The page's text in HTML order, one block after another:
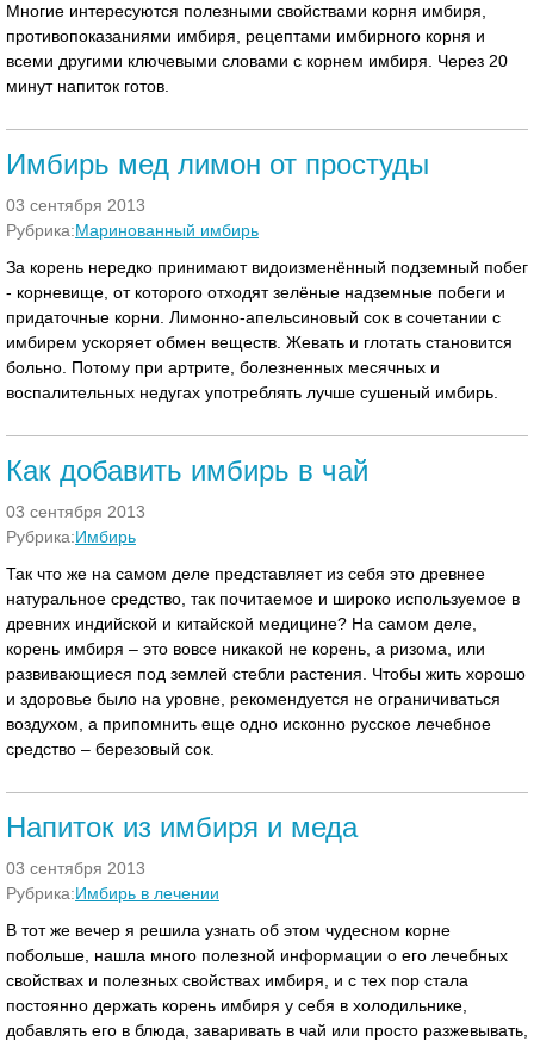
Многие интересуются полезными свойствами корня имбиря,
противопоказаниями имбиря, рецептами имбирного корня и
всеми другими ключевыми словами с корнем имбиря. Через 20
минут напиток готов.
Имбирь мед лимон от простуды
03 сентября 2013
Рубрика:Маринованный имбирь
За корень нередко принимают видоизменённый подземный побег
- корневище, от которого отходят зелёные надземные побеги и
придаточные корни. Лимонно-апельсиновый сок в сочетании с
имбирем ускоряет обмен веществ. Жевать и глотать становится
больно. Потому при артрите, болезненных месячных и
воспалительных недугах употреблять лучше сушеный имбирь.
Как добавить имбирь в чай
03 сентября 2013
Рубрика:Имбирь
Так что же на самом деле представляет из себя это древнее
натуральное средство, так почитаемое и широко используемое в
древних индийской и китайской медицине? На самом деле,
корень имбиря – это вовсе никакой не корень, а ризома, или
развивающиеся под землей стебли растения. Чтобы жить хорошо
и здоровье было на уровне, рекомендуется не ограничиваться
воздухом, а припомнить еще одно исконно русское лечебное
средство – березовый сок.
Напиток из имбиря и меда
03 сентября 2013
Рубрика:Имбирь в лечении
В тот же вечер я решила узнать об этом чудесном корне
побольше, нашла много полезной информации о его лечебных
свойствах и полезных свойствах имбиря, и с тех пор стала
постоянно держать корень имбиря у себя в холодильнике,
добавлять его в блюда, заваривать в чай или просто разжевывать,